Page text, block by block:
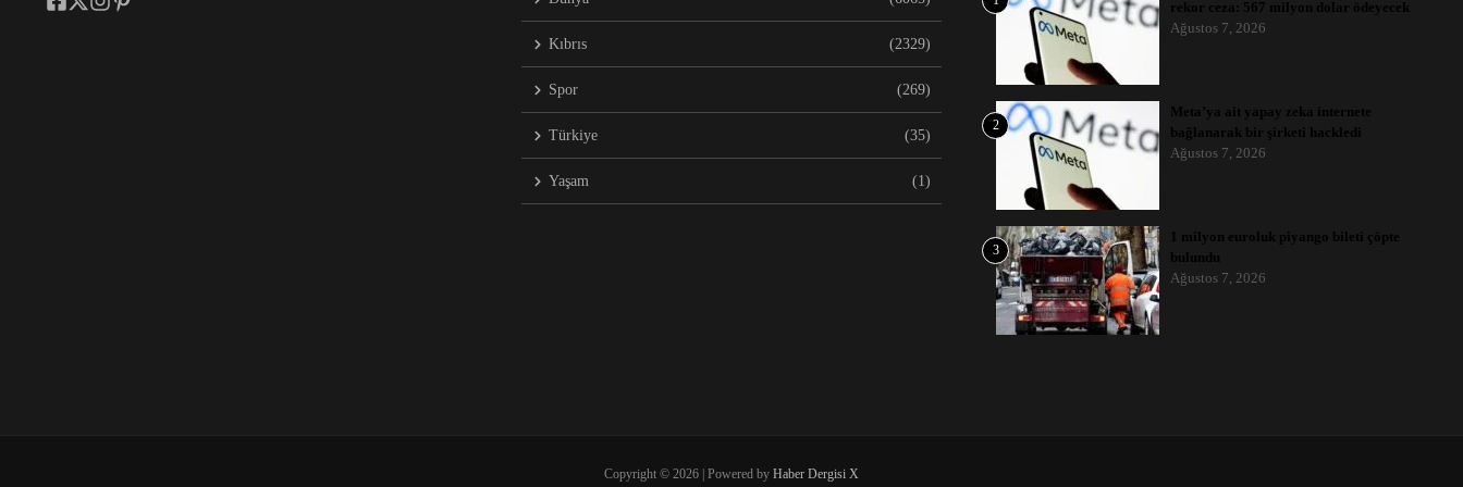
Kıbrıs (2329)
Spor (269)
Türkiye (35)
Yaşam (1)
rekor ceza: 567 milyon dolar ödeyecek
Ağustos 7, 2026
2
Meta’ya ait yapay zeka internete
bağlanarak bir şirketi hackledi
Ağustos 7, 2026
3
1 milyon euroluk piyango bileti çöpte
bulundu
Ağustos 7, 2026
Copyright © 2026 | Powered by Haber Dergisi X